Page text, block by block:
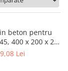
beton pentru
400 x 200 x 240
(L x G x H)
9,08 Lei